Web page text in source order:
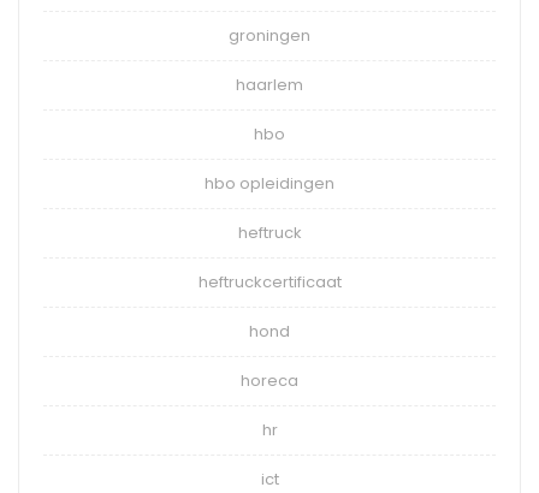
groningen
haarlem
hbo
hbo opleidingen
heftruck
heftruckcertificaat
hond
horeca
hr
ict